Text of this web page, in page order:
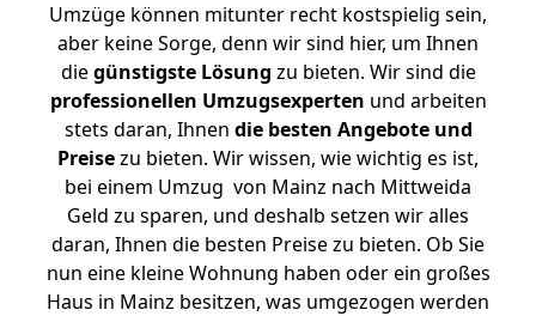
Umzüge können mitunter recht kostspielig sein,
aber keine Sorge, denn wir sind hier, um Ihnen
diegünstigste Lösung zu bieten. Wir sind die
professionellen Umzugsexperten und arbeiten
stets daran, Ihnen die besten Angebote und
Preisezu bieten. Wir wissen, wie wichtig es ist,
bei einem Umzug von Mainz nach Mittweida
Geld zu sparen, und deshalb setzen wir alles
daran, Ihnen die besten Preise zu bieten. Ob Sie
nun eine kleine Wohnung haben oder ein großes
Haus in Mainz besitzen, was umgezogen werden